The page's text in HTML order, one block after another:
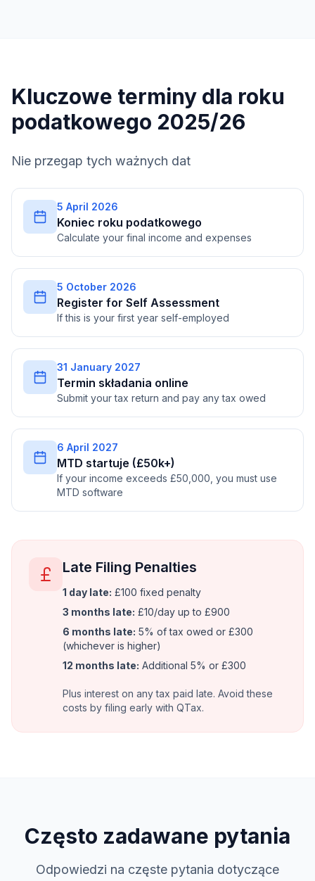
Kluczowe terminy dla roku
podatkowego 2025/26
Nie przegap tych ważnych dat
5 April 2026
Koniec roku podatkowego
Calculate your final income and expenses
5 October 2026
Register for Self Assessment
If this is your first year self-employed
31 January 2027
Termin składania online
Submit your tax return and pay any tax owed
6 April 2027
MTD startuje (£50k+)
If your income exceeds £50,000, you must use
MTD software
Late Filing Penalties
1 day late: £100 fixed penalty
3 months late: £10/day up to £900
6 months late: 5% of tax owed or £300
(whichever is higher)
12 months late: Additional 5% or £300
Plus interest on any tax paid late. Avoid these
costs by filing early with QTax.
Często zadawane pytania
Odpowiedzi na częste pytania dotyczące